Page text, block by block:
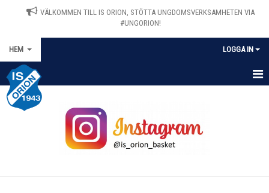
VÄLKOMMEN TILL IS ORION, STÖTTA UNGDOMSVERKSAMHETEN VIA
#UNGORION!
HEM LOGGA IN
HEM